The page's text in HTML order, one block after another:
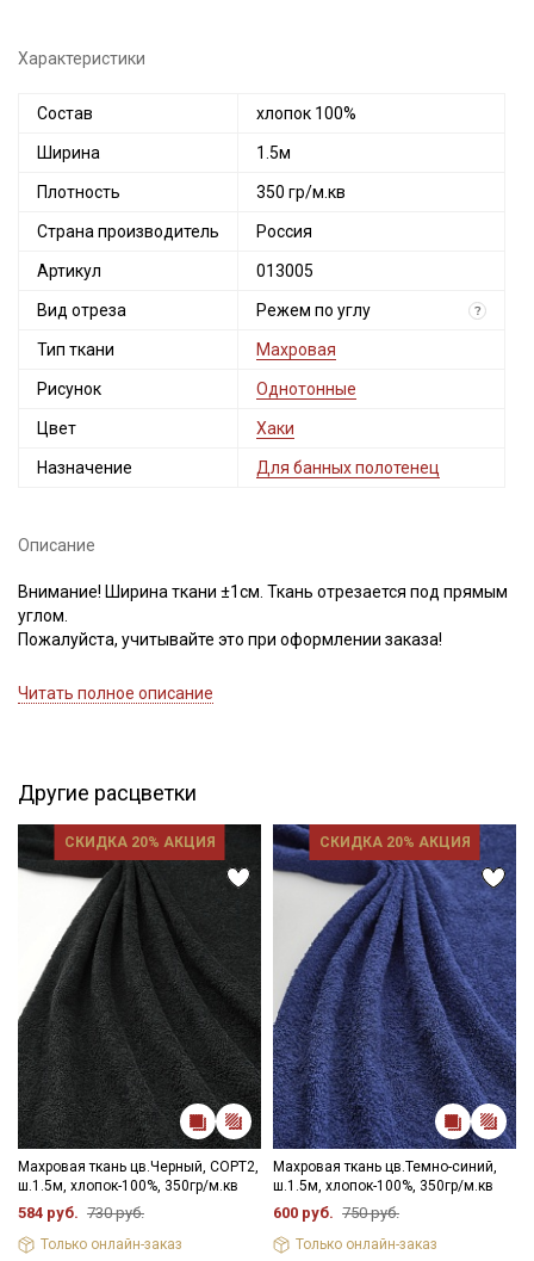
Характеристики
Состав хлопок 100%
Ширина 1.5м
Плотность 350 гр/м.кв
Страна производитель Россия
Артикул 013005
Вид отреза Режем по углу ?
Тип ткани Махровая
Рисунок Однотонные
Цвет Хаки
Назначение Для банных полотенец
Описание
Внимание! Ширина ткани ±1см. Ткань отрезается под прямым
углом.
Пожалуйста, учитывайте это при оформлении заказа!
Двухсторонняя махровая ткань из 100% хлопка, мягкая,
на разрыв, не просвечивает, дает усадку 5%. При пошиве
необходимо учитывать, что край осыпается, необходима
обработка среза. Махровая ткань прекрасно подходит для
пошива банных халатов для взрослых и детей, пончо,
полотенец, домашнего текстиля.
- стирка до 60C, отжим до 800 оборотов
- запрещены отбеливатели, исключение белый цвет
- сушить в подвешенном и расправленном состоянии
- рекомендуется пропарить ткань утюгом для поднятия ворса
и смягчения.
Цветопередача может отличаться от оригинального цвета
ткани в зависимостиот настроек вашего монитора и в
зависимости от партии.
Читать полное описание
Другие расцветки
СКИДКА 20% АКЦИЯ
Махровая ткань цв.Черный, СОРТ2,
ш.1.5м, хлопок-100%, 350гр/м.кв
584 руб. 730 руб.
Только онлайн-заказ
СКИДКА 20% АКЦИЯ
Махровая ткань цв.Темно-синий,
ш.1.5м, хлопок-100%, 350гр/м.кв
600 руб. 750 руб.
Только онлайн-заказ